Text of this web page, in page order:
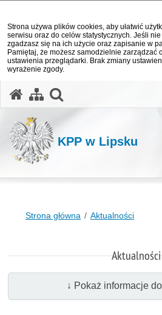
Strona używa plików cookies, aby ułatwić
serwisu oraz do celów statystycznych. Jeśli
zgadzasz się na ich użycie oraz zapisanie w
Pamiętaj, że możesz samodzielnie zarządzać
ustawienia przeglądarki. Brak zmiany
wyrażenie zgody.
KPP w Lipsku
Strona główna Aktualności
Aktualności
↓ Pokaż informacje